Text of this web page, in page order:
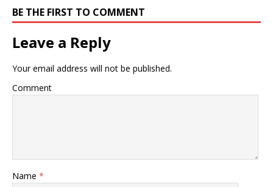
BE THE FIRST TO COMMENT
Leave a Reply
Your email address will not be published.
Comment
Name *